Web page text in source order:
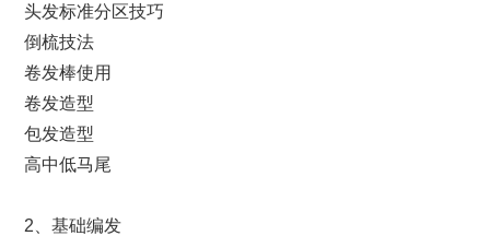
头发标准分区技巧
倒梳技法
卷发棒使用
卷发造型
包发造型
高中低马尾
2、基础编发